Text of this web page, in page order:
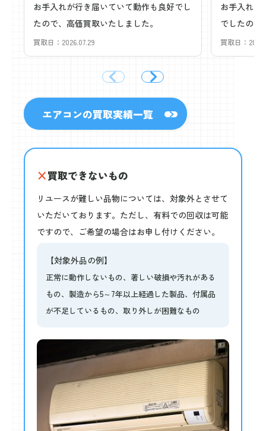
お手入れが行き届いていて動作も良好でし
たので、高価買取いたしました。
買取日：2026.07.29
お手入れが
でしたので
買取日：
エアコンの買取実績一覧
×買取できないもの
リユースが難しい品物については、対象外とさせて
いただいております。ただし、有料での回収は可能
ですので、ご希望の場合はお申し付けください。
【対象外品の例】
正常に動作しないもの、著しい破損や汚れがある
もの、製造から5～7年以上経過した製品、付属品
が不足しているもの、取り外しが困難なもの